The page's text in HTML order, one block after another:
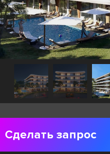
Сделать запрос